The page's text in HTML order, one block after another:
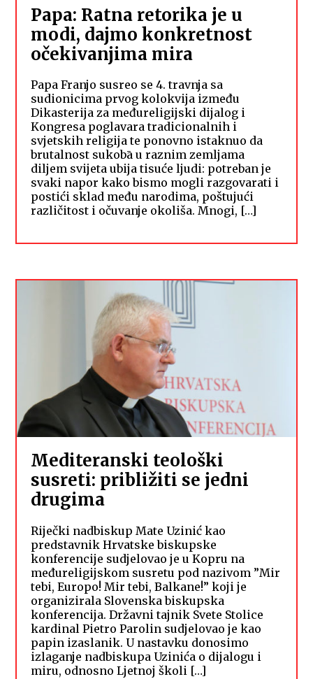
Papa: Ratna retorika je u
modi, dajmo konkretnost
očekivanjima mira
Papa Franjo susreo se 4. travnja sa
sudionicima prvog kolokvija između
Dikasterija za međureligijski dijalog i
Kongresa poglavara tradicionalnih i
svjetskih religija te ponovno istaknuo da
brutalnost sukobā u raznim zemljama
diljem svijeta ubija tisuće ljudi: potreban je
svaki napor kako bismo mogli razgovarati i
postići sklad među narodima, poštujući
različitost i očuvanje okoliša. Mnogi, […]
Mediteranski teološki
susreti: približiti se jedni
drugima
Riječki nadbiskup Mate Uzinić kao
predstavnik Hrvatske biskupske
konferencije sudjelovao je u Kopru na
međureligijskom susretu pod nazivom ”Mir
tebi, Europo! Mir tebi, Balkane!” koji je
organizirala Slovenska biskupska
konferencija. Državni tajnik Svete Stolice
kardinal Pietro Parolin sudjelovao je kao
papin izaslanik. U nastavku donosimo
izlaganje nadbiskupa Uzinića o dijalogu i
miru, odnosno Ljetnoj školi […]